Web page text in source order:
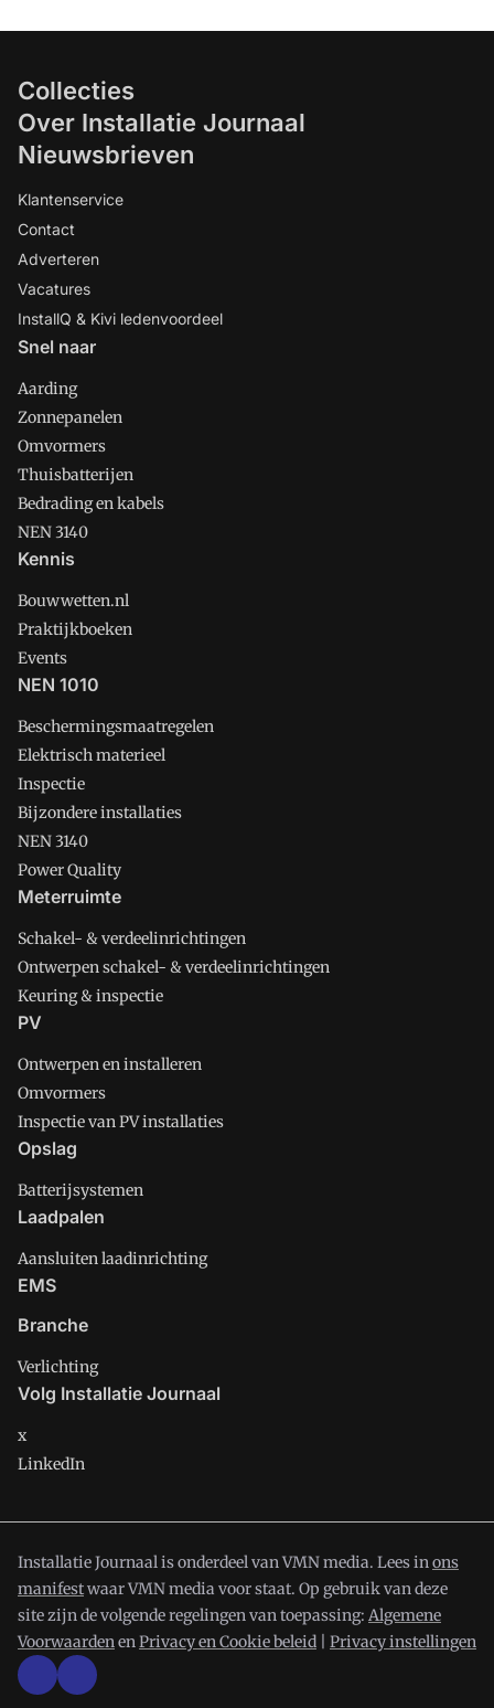
Collecties
Over Installatie Journaal
Nieuwsbrieven
Klantenservice
Contact
Adverteren
Vacatures
InstallQ & Kivi ledenvoordeel
Snel naar
Aarding
Zonnepanelen
Omvormers
Thuisbatterijen
Bedrading en kabels
NEN 3140
Kennis
Bouwwetten.nl
Praktijkboeken
Events
NEN 1010
Beschermingsmaatregelen
Elektrisch materieel
Inspectie
Bijzondere installaties
NEN 3140
Power Quality
Meterruimte
Schakel- & verdeelinrichtingen
Ontwerpen schakel- & verdeelinrichtingen
Keuring & inspectie
PV
Ontwerpen en installeren
Omvormers
Inspectie van PV installaties
Opslag
Batterijsystemen
Laadpalen
Aansluiten laadinrichting
EMS
Branche
Verlichting
Volg Installatie Journaal
x
LinkedIn
Installatie Journaal is onderdeel van VMN media. Lees inons
manifestwaar VMN media voor staat. Op gebruik van deze
site zijn de volgende regelingen van toepassing: Algemene
VoorwaardenenPrivacy en Cookie beleid Privacy instellingen